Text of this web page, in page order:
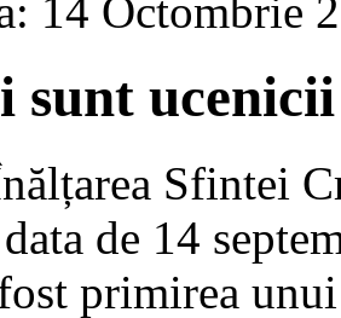
14 Octombrie
sunt
Sfintei
de 14
primirea